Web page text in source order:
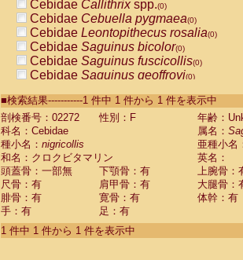
Cebidae Callithrixspp.(0)
Cebidae Cebuella pygmaea(0)
Cebidae Leontopithecus rosalia(0)
Cebidae Saguinus bicolor(0)
Cebidae Saguinus fuscicollis(0)
Cebidae Saguinus geoffroyi(0)
CebidaeSaguinus labiatus(0)
Cebidae Saguinus leucopus (0)
Cebidae
CebidaeSaguinus mystax
CebidaeSaguinus nigricollis (1)
Cebidae Saguinus oedipus
Cebidae Saguinus weddelli
Cebidae Saguinusspp.
Cebidae Aotus trivirgatus
Cebidae Cebus albifrons
■検索結果-----------1 件中 1 件から 1 件を表示中
剖検番号：02272
性別：F
年齢：
科名：Cebidae
属名：
種小名： nigricollis
亜種小名
和名：クロクビタマリン
英名：
頭蓋骨：一部無
下顎骨：有
上腕骨：
尺骨：有
肩甲骨：有
大腿骨：
腓骨：有
寛骨：有
体幹：有
手：有
足：有
1 件中 1 件から 1 件を表示中